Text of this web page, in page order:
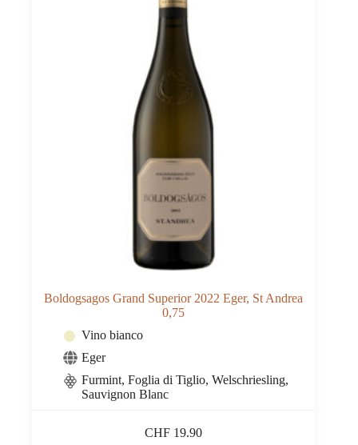
Boldogsagos Grand Superior 2022 Eger, St Andrea
0,75
Vino bianco
Eger
Furmint, Foglia di Tiglio, Welschriesling,
Sauvignon Blanc
CHF 19.90